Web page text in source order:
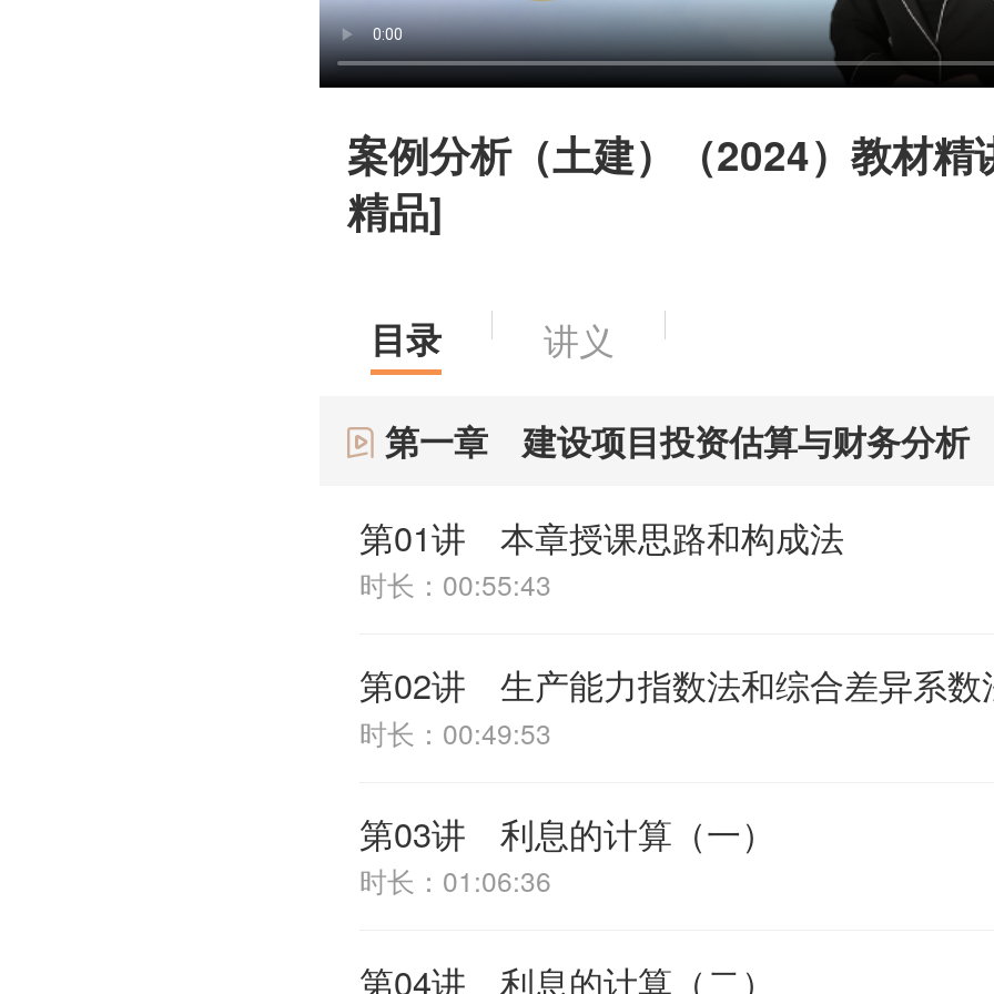
案例分析（土建）（2024）教材精
精品]
目录 讲义
第一章 建设项目投资估算与财务分析
第01讲 本章授课思路和构成法
时长：00:55:43
第02讲 生产能力指数法和综合差异系数
时长：00:49:53
第03讲 利息的计算（一）
时长：01:06:36
第04讲 利息的计算（二）